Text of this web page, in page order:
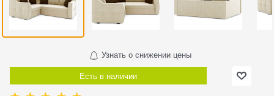
Узнать о снижении цены
Есть в наличии